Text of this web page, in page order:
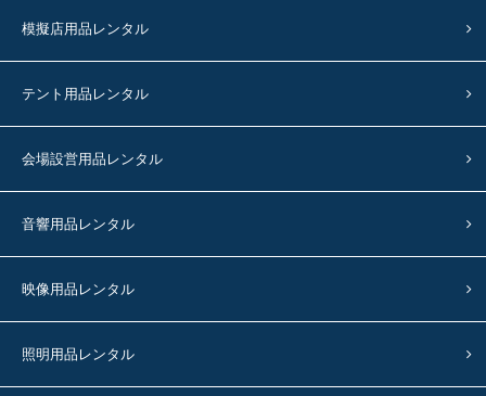
模擬店用品レンタル
テント用品レンタル
会場設営用品レンタル
音響用品レンタル
映像用品レンタル
照明用品レンタル